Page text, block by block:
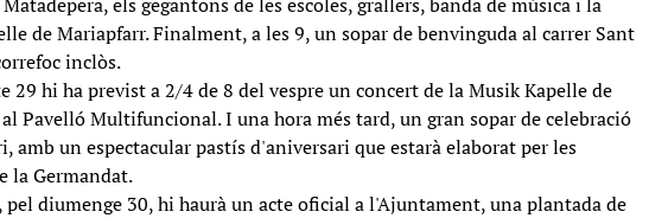
de Mariapfarr. Finalment, a les 9, un sopar de benvinguda al carrer Sant
inclòs.
29 hi ha previst a 2/4 de 8 del vespre un concert de la Musik Kapelle de
Pavelló Multifuncional. I una hora més tard, un gran sopar de celebració
amb un espectacular pastís d'aniversari que estarà elaborat per les
la Germandat.
diumenge 30, hi haurà un acte oficial a l'Ajuntament, una plantada de